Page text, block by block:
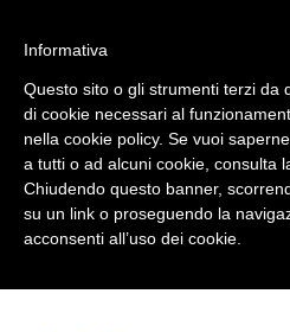
Tag Archivio per:
2015
accetta l'uso dei cookies
Fai clic per abilitare/
Google Analytics.
OK
Informativa
Questo sito o gli strumenti terzi da
di cookie necessari al
nella cookie policy. Se vuoi
a tutti o ad alcuni cookie, consulta
Chiudendo questo banner,
su un link o proseguendo la
acconsenti all’uso dei cookie.